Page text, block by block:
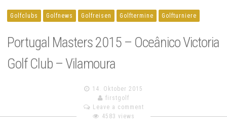
Golfclubs Golfnews Golfreisen Golftermine Golfturniere
Portugal Masters 2015 – Oceânico Victoria
Golf Club – Vilamoura
14. Oktober 2015
firstgolf
Leave a comment
4583 views